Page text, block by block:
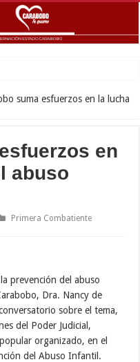
de más de mil
suma esfuerzos en la lucha
en
abuso
Primera Combatiente
prevención del abuso
Dra. Nancy de
sobre el tema,
del Poder Judicial,
organizado, en el
del Abuso Infantil.